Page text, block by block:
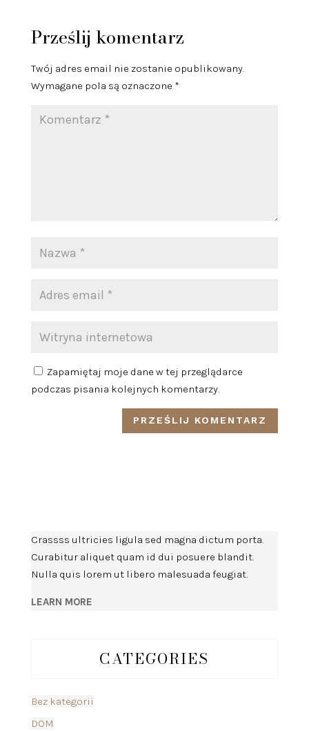
Prześlij komentarz
Twój adres email nie zostanie opublikowany.
Wymagane pola są oznaczone *
Zapamiętaj moje dane w tej przeglądarce
podczas pisania kolejnych komentarzy.
Crassss ultricies ligula sed magna dictum porta.
Curabitur aliquet quam id dui posuere blandit.
Nulla quis lorem ut libero malesuada feugiat.
LEARN MORE
CATEGORIES
Bez kategorii
DOM